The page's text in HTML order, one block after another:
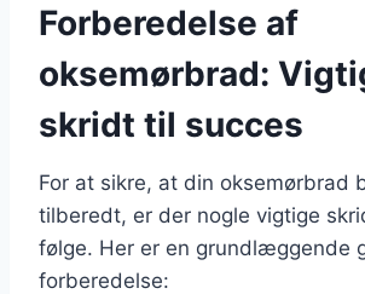
Forberedelse af
oksemørbrad:
skridt til succes
For at sikre, at din oksemørbrad
tilberedt, er der nogle vigtige
følge. Her er en grundlæggende
forberedelse: